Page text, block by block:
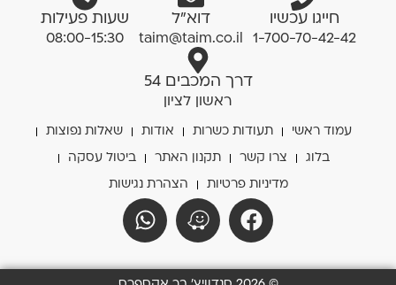
חייגו עכשיו
1-700-70-42-42
דוא”ל
taim@taim.co.il
שעות פעילות
08:00-15:30
דרך המכבים 54
ראשון לציון
עמוד ראשי תעודות כשרות אודות שאלות נפוצות
בלוג צרו קשר תקנון האתר ביטול עסקה
מדיניות פרטיות הצהרת נגישות